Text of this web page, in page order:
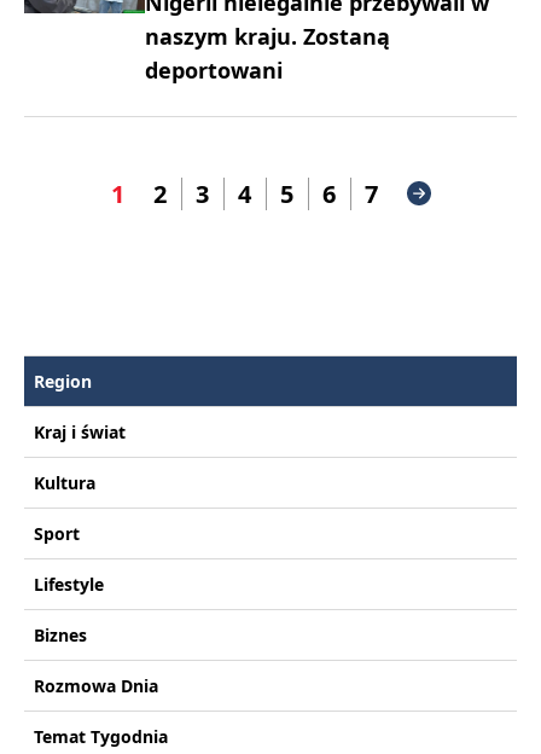
naszym kraju. Zostaną
deportowani
1 2 3 4 5 6 7
Region
Kraj i świat
Kultura
Sport
Lifestyle
Biznes
Rozmowa Dnia
Temat Tygodnia